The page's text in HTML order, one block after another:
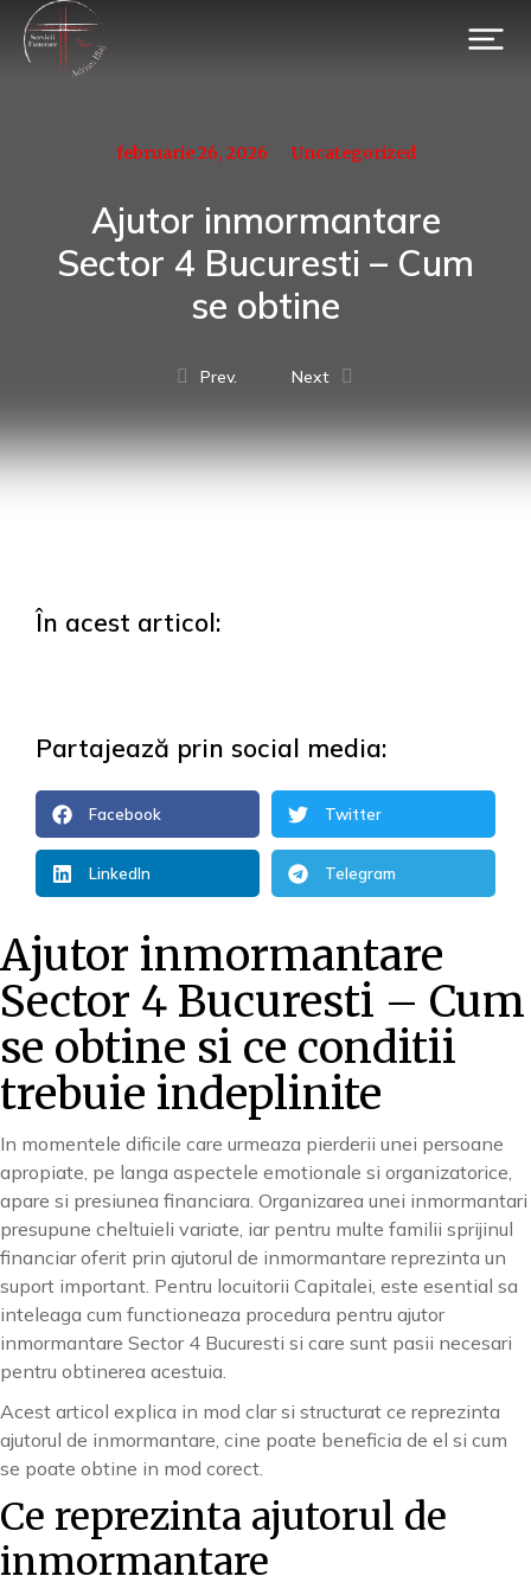
februarie 26, 2026 Uncategorized
Ajutor inmormantare
Sector 4 Bucuresti – Cum
se obtine
Prev. Next
Ajutor inmormantare
Sector 4 Bucuresti – Cum
se obtine si ce conditii
trebuie indeplinite
In momentele dificile care urmeaza pierderii unei persoane
apropiate, pe langa aspectele emotionale si organizatorice,
apare si presiunea financiara. Organizarea unei inmormantari
presupune cheltuieli variate, iar pentru multe familii sprijinul
financiar oferit prin ajutorul de inmormantare reprezinta un
suport important. Pentru locuitorii Capitalei, este esential sa
inteleaga cum functioneaza procedura pentru ajutor
inmormantare Sector 4 Bucuresti si care sunt pasii necesari
pentru obtinerea acestuia.
Acest articol explica in mod clar si structurat ce reprezinta
ajutorul de inmormantare, cine poate beneficia de el si cum
se poate obtine in mod corect.
Ce reprezinta ajutorul de
inmormantare
În acest articol:
Partajează prin social media:
Facebook Twitter
LinkedIn Telegram